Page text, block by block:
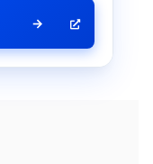
→